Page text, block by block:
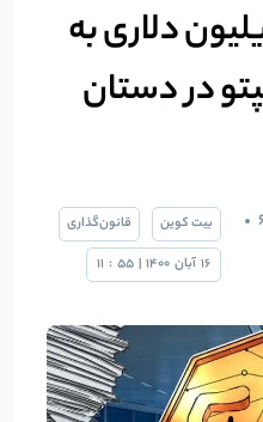
دلاری به
در دستان
بیت کوین
قانون‌گذاری
16 آبان 1400
|
55
:
11